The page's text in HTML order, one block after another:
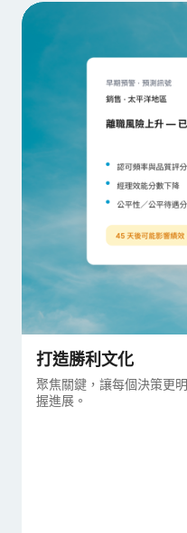
打造勝利文化
聚焦關鍵，讓每個決策更
握進展。